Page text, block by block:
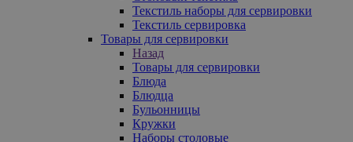
Текстиль наборы для сервировки
Текстиль сервировка
Товары для сервировки
Назад
Товары для сервировки
Блюда
Блюдца
Бульонницы
Кружки
Наборы столовые